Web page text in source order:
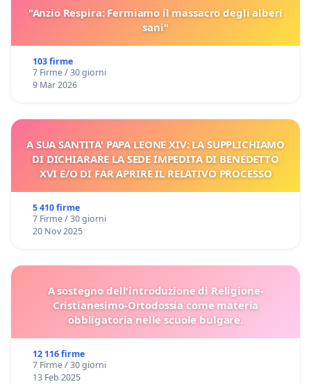
"Anzio Respira: Fermiamo il massacro degli alberi
sani"
103 firme
7 Firme / 30 giorni
9 Mar 2026
A SUA SANTITA' PAPA LEONE XIV: LA SUPPLICHIAMO
DI DICHIARARE LA SEDE IMPEDITA DI BENEDETTO
XVI E/O DI FAR APRIRE IL RELATIVO PROCESSO
5 410 firme
7 Firme / 30 giorni
20 Nov 2025
A sostegno dell'introduzione di Religione-
Cristianesimo-Ortodossia come materia
obbligatoria nelle scuole bulgare.
12 116 firme
7 Firme / 30 giorni
13 Feb 2025